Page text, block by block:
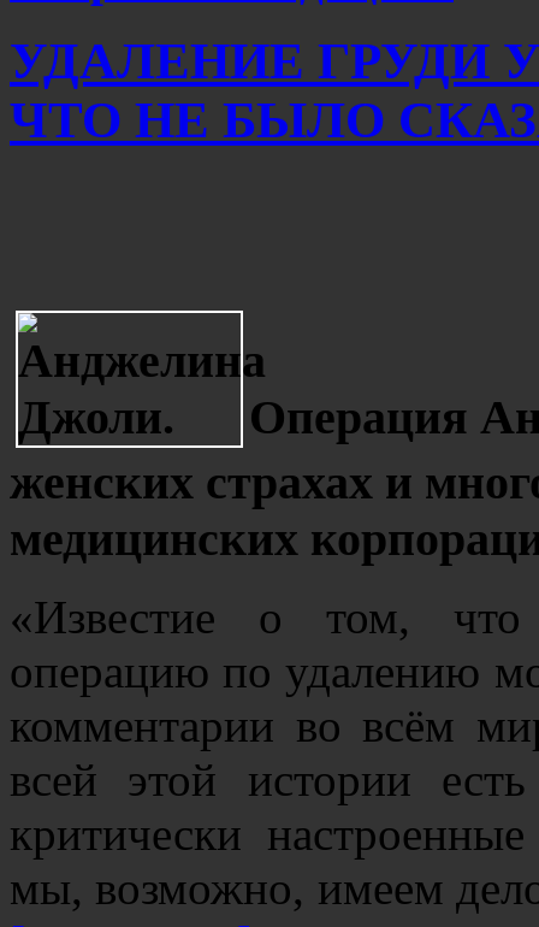
УДАЛЕНИЕ
ЧТО НЕ БЫЛО
Операция
женских страхах и
медицинских
«Известие о том,
операцию по удалению
комментарии во всём
всей этой истории
критически
мы, возможно, имеем